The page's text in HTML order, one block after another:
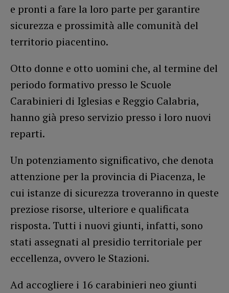
e pronti a fare la loro parte per garantire
sicurezza e prossimità alle comunità del
territorio piacentino.
Otto donne e otto uomini che, al termine del
periodo formativo presso le Scuole
Carabinieri di Iglesias e Reggio Calabria,
hanno già preso servizio presso i loro nuovi
reparti.
Un potenziamento significativo, che denota
attenzione per la provincia di Piacenza, le
cui istanze di sicurezza troveranno in queste
preziose risorse, ulteriore e qualificata
risposta. Tutti i nuovi giunti, infatti, sono
stati assegnati al presidio territoriale per
eccellenza, ovvero le Stazioni.
Ad accogliere i 16 carabinieri neo giunti